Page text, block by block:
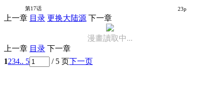
第17话 23p
上一章 目录 更换大陆源 下一章
漫畫讀取中...
上一章 目录 下一章
1234.. 5 / 5 页下一页